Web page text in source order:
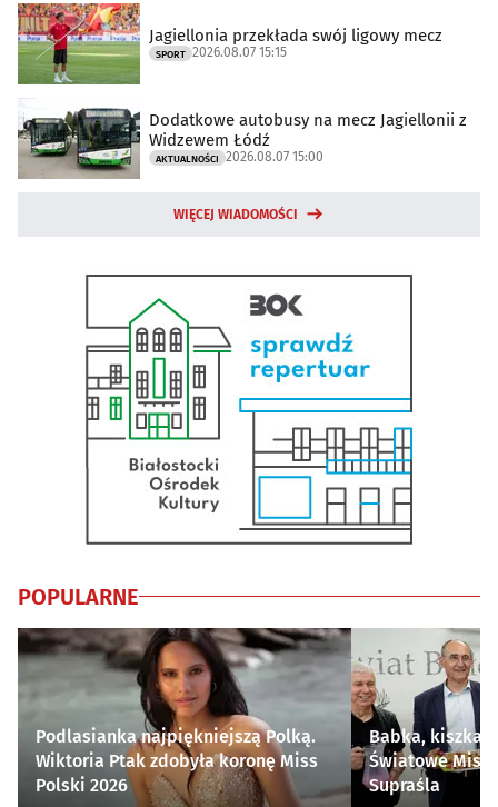
Jagiellonia przekłada swój ligowy mecz
SPORT 2026.08.07 15:15
Dodatkowe autobusy na mecz Jagiellonii z
Widzewem Łódź
AKTUALNOŚCI 2026.08.07 15:00
WIĘCEJ WIADOMOŚCI
POPULARNE
Podlasianka najpiękniejszą Polką.
Wiktoria Ptak zdobyła koronę Miss
Polski 2026
Babka, kiszka i
Światowe
Supraśla